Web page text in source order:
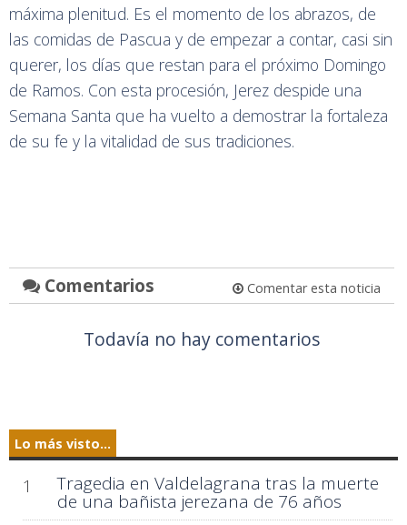
máxima plenitud. Es el momento de los abrazos, de
las comidas de Pascua y de empezar a contar, casi sin
querer, los días que restan para el próximo Domingo
de Ramos. Con esta procesión, Jerez despide una
Semana Santa que ha vuelto a demostrar la fortaleza
de su fe y la vitalidad de sus tradiciones.
Comentarios Comentar esta noticia
Todavía no hay comentarios
Lo más visto...
1 Tragedia en Valdelagrana tras la muerte
de una bañista jerezana de 76 años